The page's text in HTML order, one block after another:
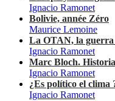
Ignacio Ramonet
Bolivie, année Zéro
Maurice Lemoine
La OTAN, la
Ignacio Ramonet
Marc Bloch.
Ignacio Ramonet
¿Es político el clima
Ignacio Ramonet